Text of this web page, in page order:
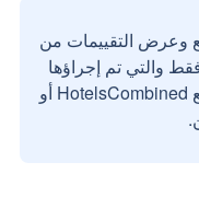
وعرض التقييمات من
والتي تم إجراؤها
بواسطة مستخدمين حقيقيين مع HotelsCombined أو